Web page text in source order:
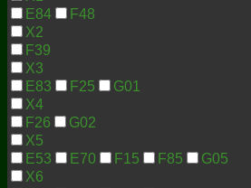
E84
F48
X2
F39
X3
E83
F25
G01
X4
F26
G02
X5
E53
E70 F15 F85
G05
X6